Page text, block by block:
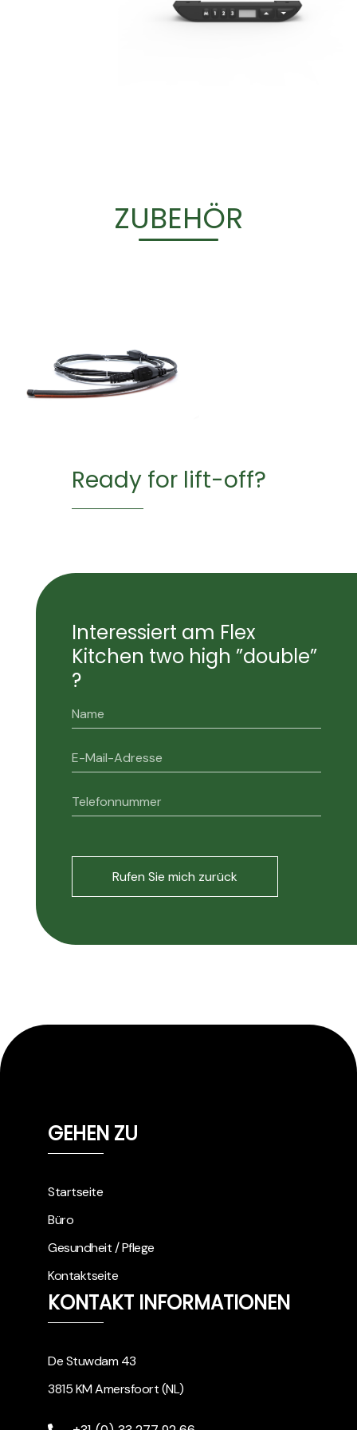
ZUBEHÖR
Ready for lift-off?
Interessiert am Flex
Kitchen two high ”double”
?
GEHEN ZU
Startseite
Büro
Gesundheit / Pflege
Kontaktseite
KONTAKT INFORMATIONEN
De Stuwdam 43
3815 KM Amersfoort (NL)